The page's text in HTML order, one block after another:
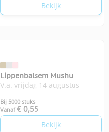
Bekijk
Lippenbalsem Mushu
V.a. vrijdag 14 augustus
Bij 5000 stuks
Vanaf € 0,55
Bekijk